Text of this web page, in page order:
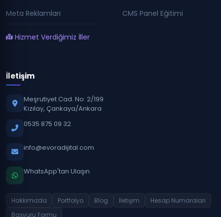
Meta Reklamları
Hizmet Verdiğimiz İller
CMS Panel Eğitimi
İletişim
Meşrutiyet Cad. No: 2/199
Kızılay, Çankaya/Ankara
0535 875 09 32
info@evoradijital.com
WhatsApp'tan Ulaşın
Hakkımızda Portfolyo Blog İletişim
Hesap Numaraları
Başvuru Formu